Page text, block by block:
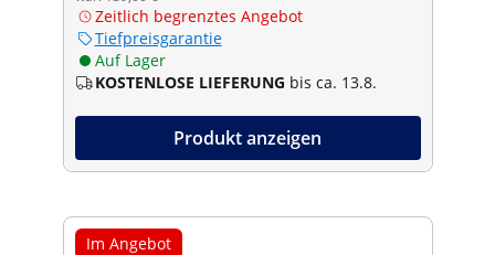
Zeitlich begrenztes Angebot
Tiefpreisgarantie
Auf Lager
KOSTENLOSE LIEFERUNG bis ca. 13.8.
Produkt anzeigen
Im Angebot